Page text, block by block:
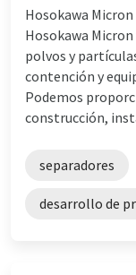
Hosokawa
Hosokawa
polvos y
contención y
Podemos
construcción,
separadores
desarrollo de